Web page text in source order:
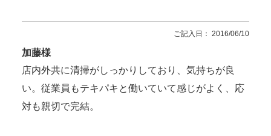
ご記入日： 2016/06/10
加藤様
店内外共に清掃がしっかりしており、気持ちが良
い。従業員もテキパキと働いていて感じがよく、応
対も親切で完結。